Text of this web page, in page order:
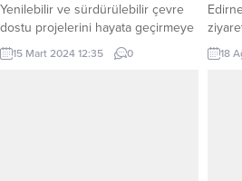
Yenilebilir ve sürdürülebilir çevre
dostu projelerini hayata geçirmeye
devam eden Melikgazi Belediyesi,
yapımında sona yaklaştığı Çarşı
15 Mart 2024 12:35 0
bir
18